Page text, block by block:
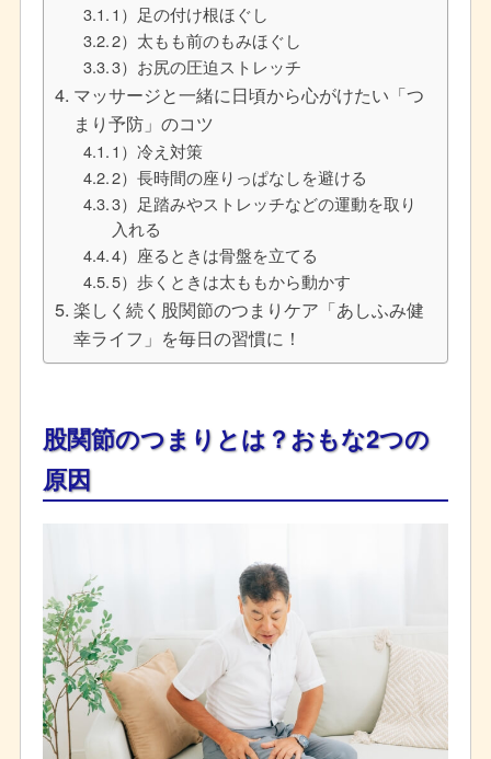
1）足の付け根ほぐし
2）太もも前のもみほぐし
3）お尻の圧迫ストレッチ
マッサージと一緒に日頃から心がけたい「つ
まり予防」のコツ
1）冷え対策
2）長時間の座りっぱなしを避ける
3）足踏みやストレッチなどの運動を取り
入れる
4）座るときは骨盤を立てる
5）歩くときは太ももから動かす
楽しく続く股関節のつまりケア「あしふみ健
幸ライフ」を毎日の習慣に！
股関節のつまりとは？おもな2つの
原因